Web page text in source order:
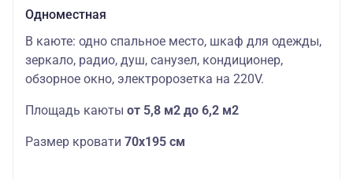
Одноместная
В каюте: одно спальное место, шкаф для одежды,
зеркало, радио, душ, санузел, кондиционер,
обзорное окно, электророзетка на 220V.
Площадь каюты от 5,8 м2 до 6,2 м2
Размер кровати 70х195 см